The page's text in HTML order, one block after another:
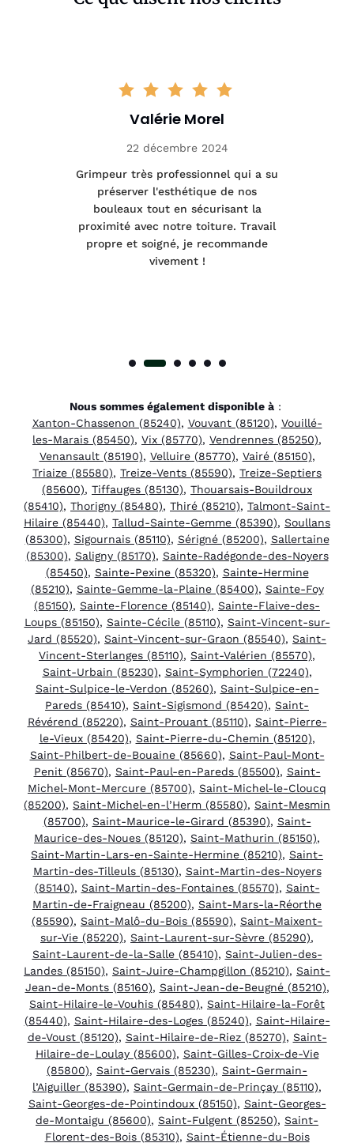
Valérie Morel
22 décembre 2024
Grimpeur très professionnel qui a su
préserver l'esthétique de nos
bouleaux tout en sécurisant la
proximité avec notre toiture. Travail
propre et soigné, je recommande
vivement !
Nous sommes également disponible à:
Xanton-Chassenon (85240), Vouvant (85120), Vouillé-
les-Marais (85450), Vix (85770), Vendrennes (85250),
Venansault (85190), Velluire (85770), Vairé (85150),
Triaize (85580), Treize-Vents (85590), Treize-Septiers
(85600), Tiffauges (85130), Thouarsais-Bouildroux
(85410), Thorigny (85480), Thiré (85210), Talmont-Saint-
Hilaire (85440), Tallud-Sainte-Gemme (85390), Soullans
(85300), Sigournais (85110), Sérigné (85200), Sallertaine
(85300), Saligny (85170), Sainte-Radégonde-des-Noyers
(85450), Sainte-Pexine (85320), Sainte-Hermine
(85210), Sainte-Gemme-la-Plaine (85400), Sainte-Foy
(85150), Sainte-Florence (85140), Sainte-Flaive-des-
Loups (85150), Sainte-Cécile (85110), Saint-Vincent-sur-
Jard (85520), Saint-Vincent-sur-Graon (85540), Saint-
Vincent-Sterlanges (85110), Saint-Valérien (85570),
Saint-Urbain (85230), Saint-Symphorien (72240),
Saint-Sulpice-le-Verdon (85260), Saint-Sulpice-en-
Pareds (85410), Saint-Sigismond (85420), Saint-
Révérend (85220), Saint-Prouant (85110), Saint-Pierre-
le-Vieux (85420), Saint-Pierre-du-Chemin (85120),
Saint-Philbert-de-Bouaine (85660), Saint-Paul-Mont-
Penit (85670), Saint-Paul-en-Pareds (85500), Saint-
Michel-Mont-Mercure (85700), Saint-Michel-le-Cloucq
(85200), Saint-Michel-en-l’Herm (85580), Saint-Mesmin
(85700), Saint-Maurice-le-Girard (85390), Saint-
Maurice-des-Noues (85120), Saint-Mathurin (85150),
Saint-Martin-Lars-en-Sainte-Hermine (85210), Saint-
Martin-des-Tilleuls (85130), Saint-Martin-des-Noyers
(85140), Saint-Martin-des-Fontaines (85570), Saint-
Martin-de-Fraigneau (85200), Saint-Mars-la-Réorthe
(85590), Saint-Malô-du-Bois (85590), Saint-Maixent-
sur-Vie (85220), Saint-Laurent-sur-Sèvre (85290),
Saint-Laurent-de-la-Salle (85410), Saint-Julien-des-
Landes (85150), Saint-Juire-Champgillon (85210), Saint-
Jean-de-Monts (85160), Saint-Jean-de-Beugné (85210),
Saint-Hilaire-le-Vouhis (85480), Saint-Hilaire-la-Forêt
(85440), Saint-Hilaire-des-Loges (85240), Saint-Hilaire-
de-Voust (85120), Saint-Hilaire-de-Riez (85270), Saint-
Hilaire-de-Loulay (85600), Saint-Gilles-Croix-de-Vie
(85800), Saint-Gervais (85230), Saint-Germain-
l’Aiguiller (85390), Saint-Germain-de-Prinçay (85110),
Saint-Georges-de-Pointindoux (85150), Saint-Georges-
de-Montaigu (85600), Saint-Fulgent (85250), Saint-
Florent-des-Bois (85310), Saint-Étienne-du-Bois